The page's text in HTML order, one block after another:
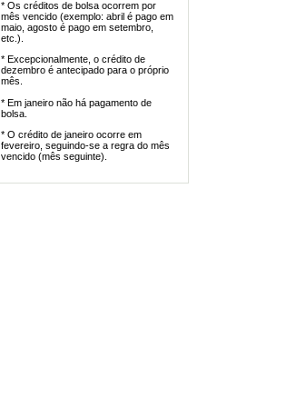
* Os créditos de bolsa ocorrem por
mês vencido (exemplo: abril é pago em
maio, agosto é pago em setembro,
etc.).
* Excepcionalmente, o crédito de
dezembro é antecipado para o próprio
mês.
* Em janeiro não há pagamento de
bolsa.
* O crédito de janeiro ocorre em
fevereiro, seguindo-se a regra do mês
vencido (mês seguinte).